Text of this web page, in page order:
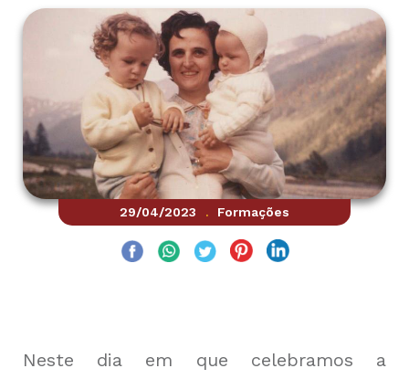
29/04/2023 . Formações
Neste dia em que celebramos a